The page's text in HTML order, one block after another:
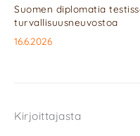
Suomen diplomatia
turvallisuusneuvostoa
16.6.2026
Kirjoittajasta